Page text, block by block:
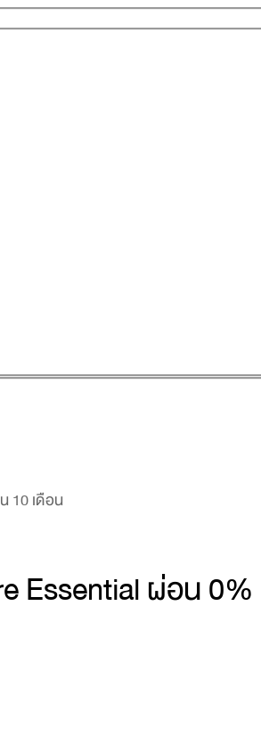
10 เดือน
Essential ผ่อน